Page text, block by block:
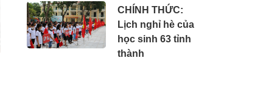
lập tức
CHÍNH THỨC:
Lịch nghỉ hè của
học sinh 63 tỉnh
thành